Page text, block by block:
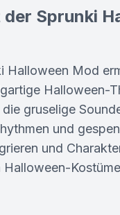
der Sprunki
Halloween Mod
Halloween-
gruselige
und
und